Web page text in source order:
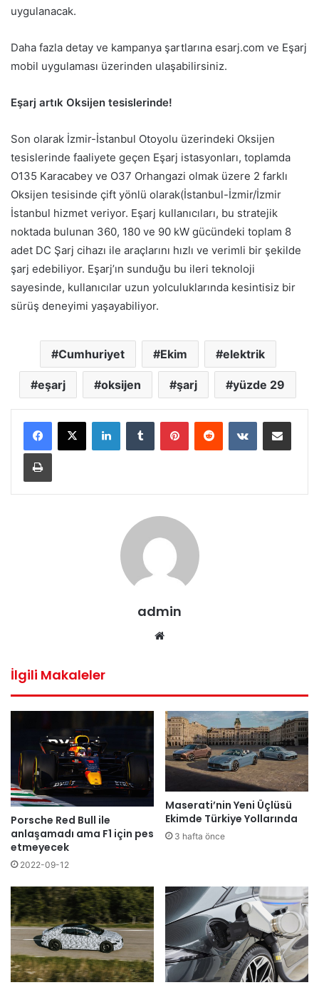
uygulanacak.
Daha fazla detay ve kampanya şartlarına esarj.com ve Eşarj
mobil uygulaması üzerinden ulaşabilirsiniz.
Eşarj artık Oksijen tesislerinde!
Son olarak İzmir-İstanbul Otoyolu üzerindeki Oksijen
tesislerinde faaliyete geçen Eşarj istasyonları, toplamda
O135 Karacabey ve O37 Orhangazi olmak üzere 2 farklı
Oksijen tesisinde çift yönlü olarak(İstanbul-İzmir/İzmir
İstanbul hizmet veriyor. Eşarj kullanıcıları, bu stratejik
noktada bulunan 360, 180 ve 90 kW gücündeki toplam 8
adet DC Şarj cihazı ile araçlarını hızlı ve verimli bir şekilde
şarj edebiliyor. Eşarj’ın sunduğu bu ileri teknoloji
sayesinde, kullanıcılar uzun yolculuklarında kesintisiz bir
sürüş deneyimi yaşayabiliyor.
Cumhuriyet Ekim elektrik
eşarj oksijen şarj yüzde 29
LinkedInTumblr PinterestReddit VKontakteE-Posta ile paylaş
Yazdır
admin
İlgili Makaleler
Porsche Red Bull ile
anlaşamadı ama F1 için pes
etmeyecek
2022-09-12
Maserati’nin Yeni Üçlüsü
Ekimde Türkiye Yollarında
3 hafta önce